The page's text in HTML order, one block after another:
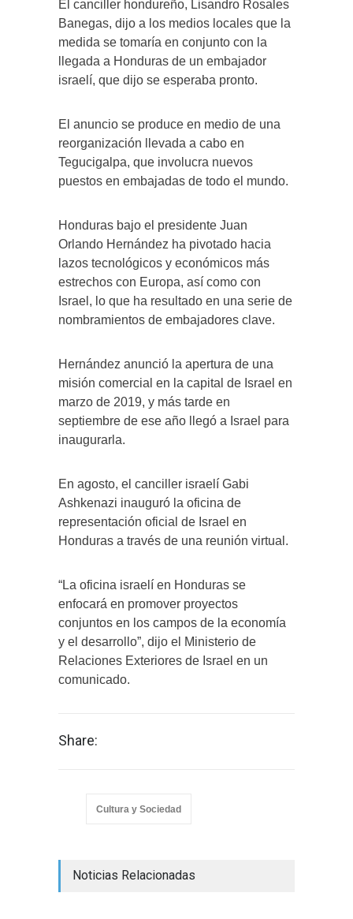
El canciller hondureño, Lisandro Rosales
Banegas, dijo a los medios locales que la
medida se tomaría en conjunto con la
llegada a Honduras de un embajador
israelí, que dijo se esperaba pronto.
El anuncio se produce en medio de una
reorganización llevada a cabo en
Tegucigalpa, que involucra nuevos
puestos en embajadas de todo el mundo.
Honduras bajo el presidente Juan
Orlando Hernández ha pivotado hacia
lazos tecnológicos y económicos más
estrechos con Europa, así como con
Israel, lo que ha resultado en una serie de
nombramientos de embajadores clave.
Hernández anunció la apertura de una
misión comercial en la capital de Israel en
marzo de 2019, y más tarde en
septiembre de ese año llegó a Israel para
inaugurarla.
En agosto, el canciller israelí Gabi
Ashkenazi inauguró la oficina de
representación oficial de Israel en
Honduras a través de una reunión virtual.
“La oficina israelí en Honduras se
enfocará en promover proyectos
conjuntos en los campos de la economía
y el desarrollo”, dijo el Ministerio de
Relaciones Exteriores de Israel en un
comunicado.
Share:
Cultura y Sociedad
Noticias Relacionadas